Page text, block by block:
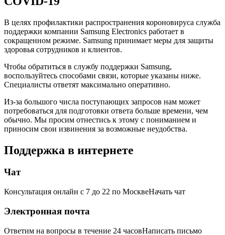
В целях профилактики распространения короновируса cлужба
поддержки компании Samsung Electronics работает в
сокращенном режиме. Samsung принимает меры для защиты
здоровья сотрудников и клиентов.
Чтобы обратиться в службу поддержки Samsung,
воспользуйтесь способами связи, которые указаны ниже.
Специалисты ответят максимально оперативно.
Из-за большого числа поступающих запросов нам может
потребоваться для подготовки ответа больше времени, чем
обычно. Мы просим отнестись к этому с пониманием и
приносим свои извинения за возможные неудобства.
Поддержка в интернете
Чат
Консультация онлайн с 7 до 22 по МосквеНачать чат
Электронная почта
Ответим на вопросы в течение 24 часовНаписать письмо